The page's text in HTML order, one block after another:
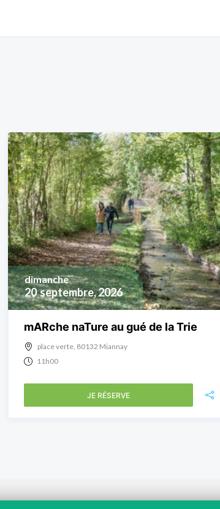
20 septembre, 2026
dimanche
mARche naTure au gué de la Trie
place verte, 80132 Miannay
11h00
JE RÉSERVE